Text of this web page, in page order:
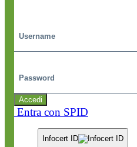
Accedi
Entra con SPID
Infocert ID